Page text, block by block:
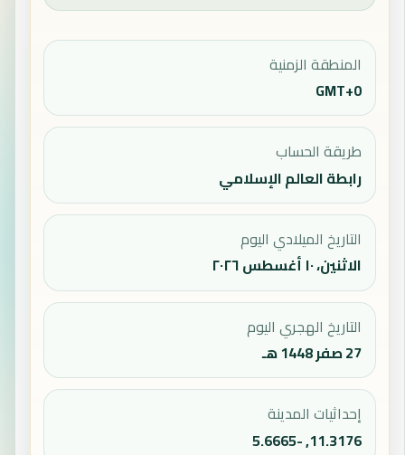
المنطقة الزمنية
GMT+0
طريقة الحساب
رابطة العالم الإسلامي
التاريخ الميلادي اليوم
الاثنين، ١٠ أغسطس ٢٠٢٦
التاريخ الهجري اليوم
27 صفر 1448 هـ
إحداثيات المدينة
11.3176, -5.6665